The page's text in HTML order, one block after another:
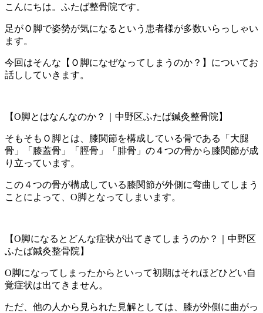
こんにちは。ふたば整骨院です。
足がＯ脚で姿勢が気になるという患者様が多数いらっしゃい
ます。
今回はそんな【Ｏ脚になぜなってしまうのか？】についてお
話ししていきます。
【O脚とはなんなのか？｜中野区ふたば鍼灸整骨院】
そもそもＯ脚とは、膝関節を構成している骨である「大腿
骨」「膝蓋骨」「脛骨」「腓骨」の４つの骨から膝関節が成
り立っています。
この４つの骨が構成している膝関節が外側に弯曲してしまう
ことによって、O脚となってしまいます。
【O脚になるとどんな症状が出てきてしまうのか？｜中野区
ふたば鍼灸整骨院】
O脚になってしまったからといって初期はそれほどひどい自
覚症状は出てきません。
ただ、他の人から見られた見解としては、膝が外側に曲がっ